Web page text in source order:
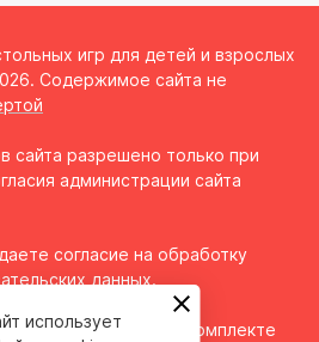
игр для детей и взрослых
Содержимое сайта не
сайта разрешено только при
администрации сайта
согласие на обработку
данных.
характеристиках, комплекте
использует